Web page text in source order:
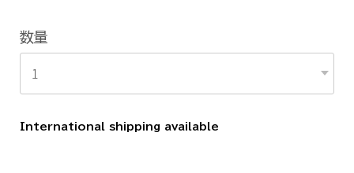
数量
International shipping available